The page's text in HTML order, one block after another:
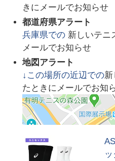
きにメールでお知らせ
都道府県アラート
兵庫県での 新しいテニ
メールでお知らせ
地図アラート
↓この場所の近辺での
たときにメールでお知